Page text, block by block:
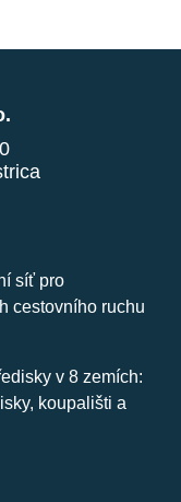
síť pro
cestovního ruchu
v 8 zemích:
koupališti a